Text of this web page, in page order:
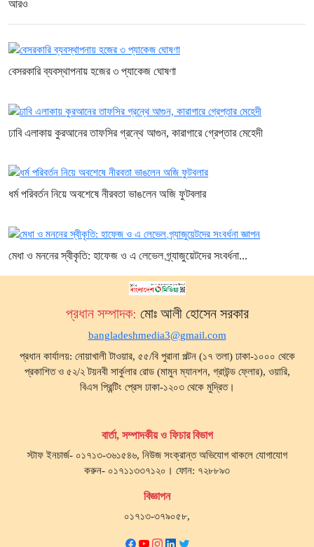
আরও
বেসরকারি ব্যবস্থাপনায় হজের ৩ প্যাকেজ ঘোষণা
ঢাবি এলাকায় কুরআনের তাফসির গ্রন্থে আগুন, কারাগারে গ্রেপ্তার মেহেদী
ধর্ম পরিবর্তন নিয়ে অবশেষে নীরবতা ভাঙলেন অজি ফুটবলার
মেধা ও মননের স্বীকৃতি: হাফেজ ও এ লেভেল গ্র্যাজুয়েটদের সংবর্ধনা...
প্রধান সম্পাদক: মোঃ আলী হোসেন সরকার
bangladeshmedia3@gmail.com
প্রধান কার্যালয়: নোয়াখালী টাওয়ার, ৫৫/বি পুরানা পল্টন (১৭ তলা) ঢাকা-১০০০ থেকে
প্রকাশিত ও ৫২/২ টয়নবী সার্কুলার রোড (মামুন ম্যানশন, গ্রাউন্ড ফ্লোর), ওয়ারি,
বিএস প্রিন্টিং প্রেস ঢাকা-১২০৩ থেকে মুদ্রিত।
বার্তা, সম্পাদকীয় ও ফিচার বিভাগ
স্টাফ ইনচার্জ- ০১৭১৩-৩৬১৫৪৬, নিউজ সংক্রান্ত অভিযোগ থাকলে যোগাযোগ
করুন- ০১৭১১৩৩৭১২০। ফোন: ৭২৮৮৯৩
বিজ্ঞাপন
০১৭১৩-৩৭৯০৫৮,